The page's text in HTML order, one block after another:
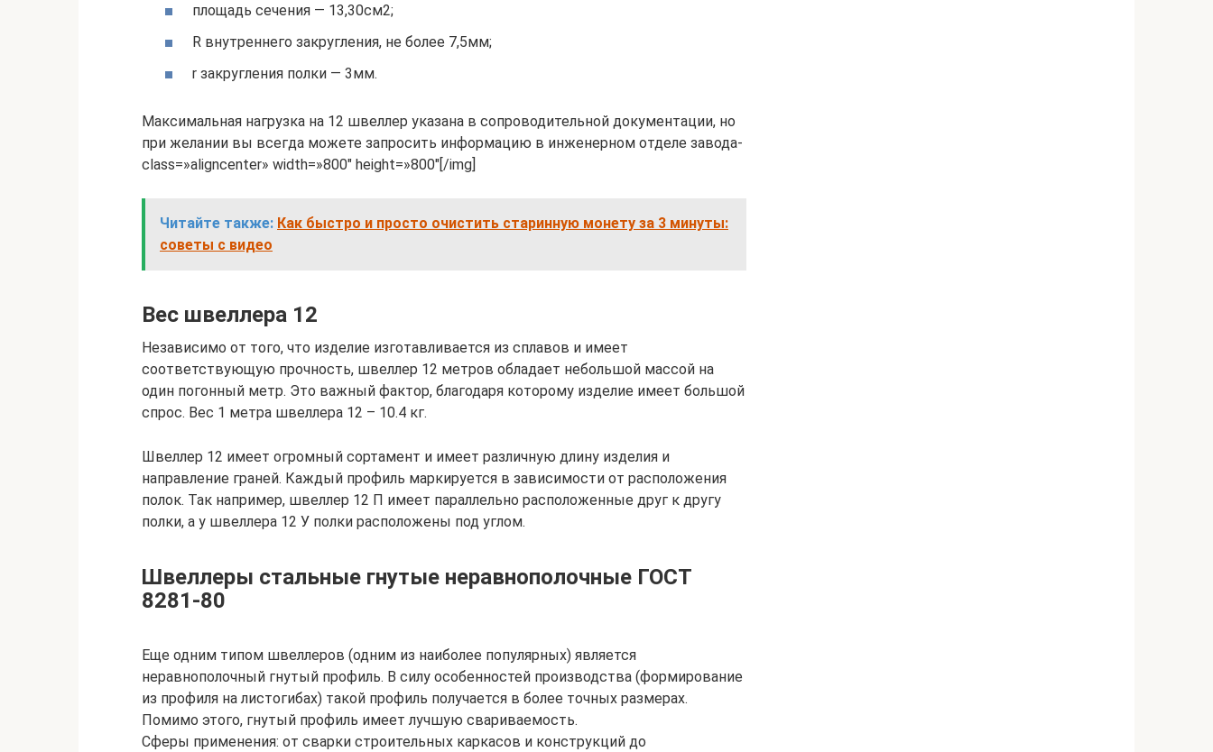
площадь сечения — 13,30см2;
R внутреннего закругления, не более 7,5мм;
r закругления полки — 3мм.
Максимальная нагрузка на 12 швеллер указана в сопроводительной документации, но
при желании вы всегда можете запросить информацию в инженерном отделе завода-
class=»aligncenter» width=»800″ height=»800″[/img]
Читайте также: Как быстро и просто очистить старинную монету за 3 минуты:
советы с видео
Вес швеллера 12
Независимо от того, что изделие изготавливается из сплавов и имеет
соответствующую прочность, швеллер 12 метров обладает небольшой массой на
один погонный метр. Это важный фактор, благодаря которому изделие имеет большой
спрос. Вес 1 метра швеллера 12 – 10.4 кг.
Швеллер 12 имеет огромный сортамент и имеет различную длину изделия и
направление граней. Каждый профиль маркируется в зависимости от расположения
полок. Так например, швеллер 12 П имеет параллельно расположенные друг к другу
полки, а у швеллера 12 У полки расположены под углом.
Швеллеры стальные гнутые неравнополочные ГОСТ
8281-80
Еще одним типом швеллеров (одним из наиболее популярных) является
неравнополочный гнутый профиль. В силу особенностей производства (формирование
из профиля на листогибах) такой профиль получается в более точных размерах.
Помимо этого, гнутый профиль имеет лучшую свариваемость.
Сферы применения: от сварки строительных каркасов и конструкций до